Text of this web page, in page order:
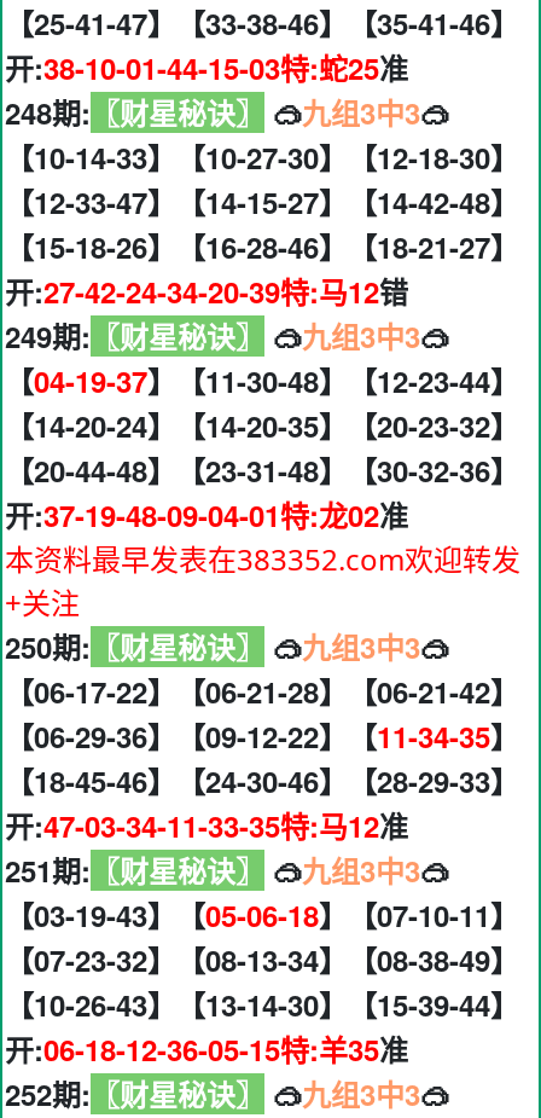
【25-41-47】【33-38-46】【35-41-46】
开:38-10-01-44-15-03特:蛇25准
248期: 〖财星秘诀〗 🥽九组3中3🥽
【10-14-33】【10-27-30】【12-18-30】
【12-33-47】【14-15-27】【14-42-48】
【15-18-26】【16-28-46】【18-21-27】
开:27-42-24-34-20-39特:马12错
249期: 〖财星秘诀〗 🥽九组3中3🥽
【04-19-37】【11-30-48】【12-23-44】
【14-20-24】【14-20-35】【20-23-32】
【20-44-48】【23-31-48】【30-32-36】
开:37-19-48-09-04-01特:龙02准
本资料最早发表在383352.com欢迎转发
+关注
250期: 〖财星秘诀〗 🥽九组3中3🥽
【06-17-22】【06-21-28】【06-21-42】
【06-29-36】【09-12-22】【11-34-35】
【18-45-46】【24-30-46】【28-29-33】
开:47-03-34-11-33-35特:马12准
251期: 〖财星秘诀〗 🥽九组3中3🥽
【03-19-43】【05-06-18】【07-10-11】
【07-23-32】【08-13-34】【08-38-49】
【10-26-43】【13-14-30】【15-39-44】
开:06-18-12-36-05-15特:羊35准
252期: 〖财星秘诀〗 🥽九组3中3🥽